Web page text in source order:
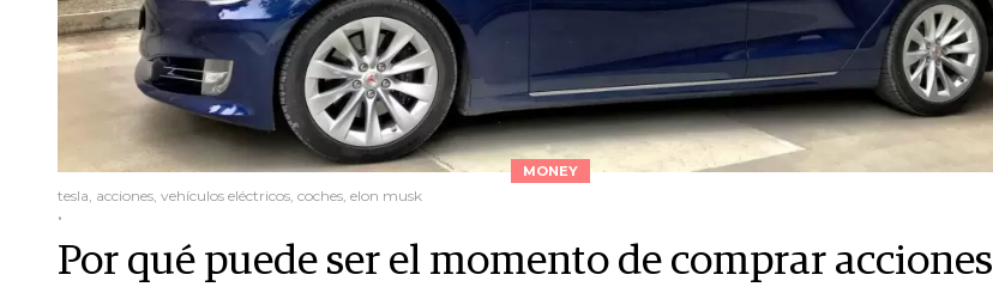
MONEY
tesla, acciones, vehículos eléctricos, coches, elon musk
.
Por qué puede ser el momento de comprar acciones